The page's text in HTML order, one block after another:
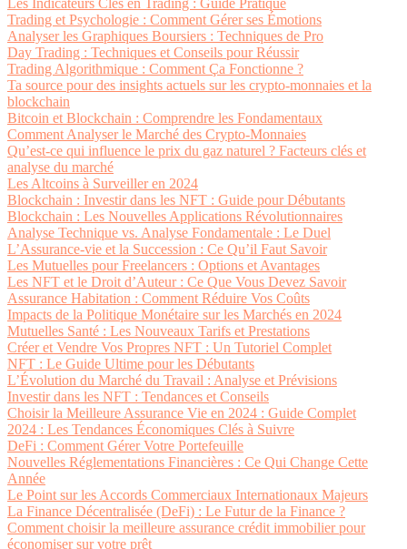
Les Indicateurs Clés en Trading : Guide Pratique
Trading et Psychologie : Comment Gérer ses Émotions
Analyser les Graphiques Boursiers : Techniques de Pro
Day Trading : Techniques et Conseils pour Réussir
Trading Algorithmique : Comment Ça Fonctionne ?
Ta source pour des insights actuels sur les crypto-monnaies et la
blockchain
Bitcoin et Blockchain : Comprendre les Fondamentaux
Comment Analyser le Marché des Crypto-Monnaies
Qu’est-ce qui influence le prix du gaz naturel ? Facteurs clés et
analyse du marché
Les Altcoins à Surveiller en 2024
Blockchain : Investir dans les NFT : Guide pour Débutants
Blockchain : Les Nouvelles Applications Révolutionnaires
Analyse Technique vs. Analyse Fondamentale : Le Duel
L’Assurance-vie et la Succession : Ce Qu’il Faut Savoir
Les Mutuelles pour Freelancers : Options et Avantages
Les NFT et le Droit d’Auteur : Ce Que Vous Devez Savoir
Assurance Habitation : Comment Réduire Vos Coûts
Impacts de la Politique Monétaire sur les Marchés en 2024
Mutuelles Santé : Les Nouveaux Tarifs et Prestations
Créer et Vendre Vos Propres NFT : Un Tutoriel Complet
NFT : Le Guide Ultime pour les Débutants
L’Évolution du Marché du Travail : Analyse et Prévisions
Investir dans les NFT : Tendances et Conseils
Choisir la Meilleure Assurance Vie en 2024 : Guide Complet
2024 : Les Tendances Économiques Clés à Suivre
DeFi : Comment Gérer Votre Portefeuille
Nouvelles Réglementations Financières : Ce Qui Change Cette
Année
Le Point sur les Accords Commerciaux Internationaux Majeurs
La Finance Décentralisée (DeFi) : Le Futur de la Finance ?
Comment choisir la meilleure assurance crédit immobilier pour
économiser sur votre prêt